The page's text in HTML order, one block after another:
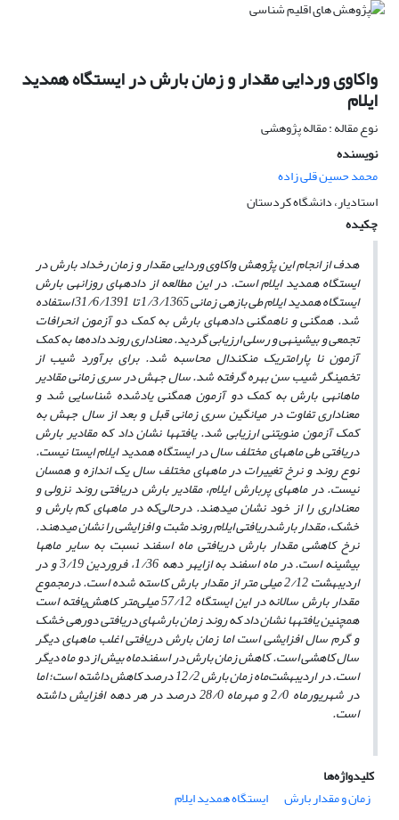
واکاوی وردایی مقدار و زمان بارش در ایستگاه همدید
ایلام
نوع مقاله : مقاله پژوهشی
نویسنده
محمد حسین قلی زاده
استادیار، دانشگاه کردستان
چکیده
هدف از انجام این پژوهش واکاوی وردایی مقدار و زمان رخداد بارش در
ایستگاه همدید ایلام است.در این مطالعه از داده­های روزانه­ی بارش
ایستگاه همدید ایلام طی بازه­ی زمانی 1/3/1365 تا 31/6/1391 استفاده
شد. همگنی و ناهمگنی داده­های بارش به کمک دو آزمون انحرافات
تجمعی و بیشینه­ی و رسلی ارزیابی گردید. معناداری روند داده‌ها به کمک
آزمون نا پارامتریک من­کندال محاسبه شد. برای برآورد شیب از
تخمینگر شیب سن بهره گرفته شد. سال جهش در سری زمانی مقادیر
ماهانه­ی بارش به کمک دو آزمون همگنی یادشده شناسایی شد و
معناداری تفاوت در میانگین سری زمانی قبل و بعد از سال جهش به
کمک آزمون من­ویتنی ارزیابی شد. یافته­ها نشان داد که مقادیر بارش
دریافتی طی ماههای مختلف سال در ایستگاه همدید ایلام ایستا نیست.
نوع روند و نرخ تغییرات در ماههای مختلف سال یک اندازه و همسان
نیست. در ماههای پربارش ایلام، مقادیر بارش دریافتی روند نزولی و
معناداری را از خود نشان می­دهند. درحالی‌که در ماههای کم بارش و
خشک، مقدار بارشدریافتی ایلام روند مثبت و افزایشی را نشان می­دهند.
نرخ کاهشی مقدار بارش دریافتی ماه اسفندنسبت به سایر ماهها
بیشینه است. در ماه اسفند به ازایهر دهه 1/36، فروردین 3/19 و در
اردیبهشت 2/12 میلی متر از مقدار بارش کاسته شده است. درمجموع
مقدار بارش سالانه در این ایستگاه 57/12 میلی‌متر کاهش‌یافته است
همچنین یافته­ها نشان داد که روند زمان بارش­های دریافتی دوره­ی خشک
و گرم سال افزایشی است اما زمان بارش دریافتی اغلب ماههای دیگر
سال کاهشی است. کاهش زمان بارش در اسفندماه بیش از دو ماه دیگر
است. در اردیبهشت‌ماه زمان بارش 12/2 درصد کاهش داشته است؛ اما
در شهریورماه 2/0 و مهرماه 28/0 درصد در هر دهه افزایش داشته
است.
کلیدواژه‌ها
زمان و مقدار بارش
ایستگاه همدید ایلام